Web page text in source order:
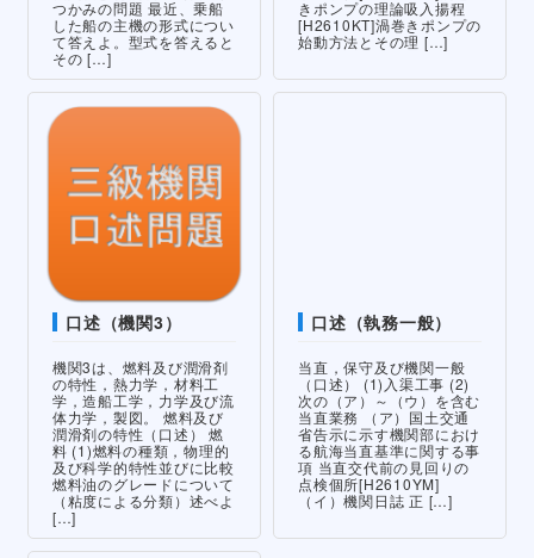
つかみの問題 最近、乗船
した船の主機の形式につい
て答えよ。型式を答えると
その […]
きポンプの理論吸入揚程
[H2610KT]渦巻きポンプの
始動方法とその理 […]
口述（機関3）
機関3は、燃料及び潤滑剤
の特性，熱力学，材料工
学，造船工学，力学及び流
体力学，製図。 燃料及び
潤滑剤の特性（口述） 燃
料 (1)燃料の種類，物理的
及び科学的特性並びに比較
燃料油のグレードについて
（粘度による分類）述べよ
[…]
口述（執務一般）
当直，保守及び機関一般
（口述） (1)入渠工事 (2)
次の（ア）～（ウ）を含む
当直業務 （ア）国土交通
省告示に示す機関部におけ
る航海当直基準に関する事
項 当直交代前の見回りの
点検個所[H2610YM]
（イ）機関日誌 正 […]